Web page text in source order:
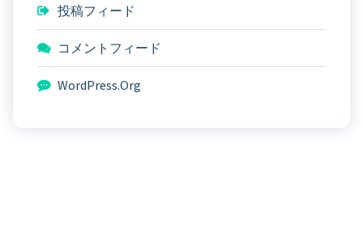
投稿フィード
コメントフィード
WordPress.org